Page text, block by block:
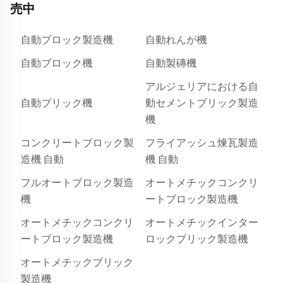
売中
自動ブロック製造機 自動れんが機
自動ブロック機 自動製磚機
自動ブリック機
アルジェリアにおける自
動セメントブリック製造
機
コンクリートブロック製
造機 自動
フライアッシュ煉瓦製造
機 自動
フルオートブロック製造
機
オートメチックコンクリ
ートブロック製造機
オートメチックコンクリ
ートブロック製造機
オートメチックインター
ロックブリック製造機
オートメチックブリック
製造機